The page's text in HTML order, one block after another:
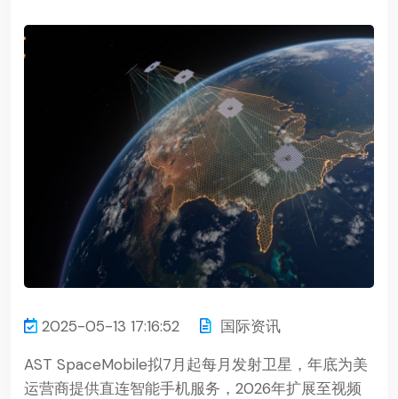
2025-05-13 17:16:52
国际资讯
AST SpaceMobile拟7月起每月发射卫星，年底为美
运营商提供直连智能手机服务，2026年扩展至视频